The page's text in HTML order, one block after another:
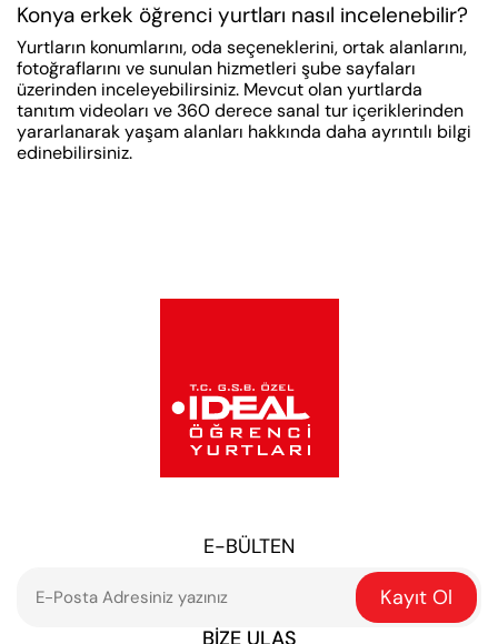
Konya erkek öğrenci yurtları nasıl incelenebilir?
Yurtların konumlarını, oda seçeneklerini, ortak alanlarını,
fotoğraflarını ve sunulan hizmetleri şube sayfaları
üzerinden inceleyebilirsiniz. Mevcut olan yurtlarda
tanıtım videoları ve 360 derece sanal tur içeriklerinden
yararlanarak yaşam alanları hakkında daha ayrıntılı bilgi
edinebilirsiniz.
E-BÜLTEN
Kayıt Ol
BIZE ULAŞ